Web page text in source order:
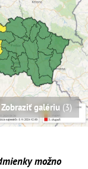
Zobraziť galériu (3)
možno